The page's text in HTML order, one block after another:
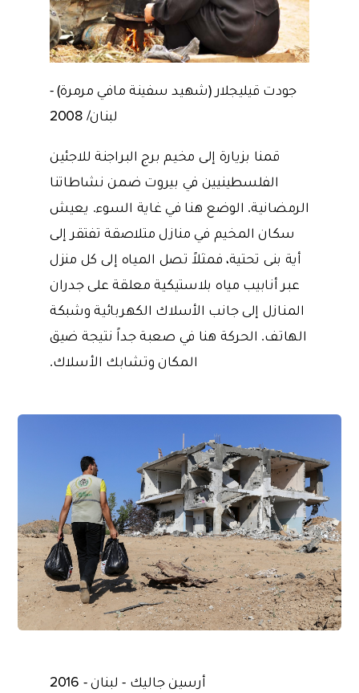
جودت قيليجلار (شهيد سفينة مافي مرمرة) -
لبنان/ 2008
قمنا بزيارة إلى مخيم برج البراجنة للاجئين
الفلسطينيين في بيروت ضمن نشاطاتنا
الرمضانية. الوضع هنا في غاية السوء. يعيش
سكان المخيم في منازل متلاصقة تفتقر إلى
أية بنى تحتية، فمثلاً تصل المياه إلى كل منزل
عبر أنابيب مياه بلاستيكية معلقة على جدران
المنازل إلى جانب الأسلاك الكهربائية وشبكة
الهاتف. الحركة هنا في صعبة جداً نتيجة ضيق
المكان وتشابك الأسلاك.
أرسين جاليك - لبنان - 2016